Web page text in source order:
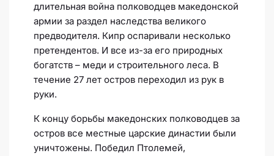
длительная война полководцев македонской
армии за раздел наследства великого
предводителя. Кипр оспаривали несколько
претендентов. И все из-за его природных
богатств – меди и строительного леса. В
течение 27 лет остров переходил из рук в
руки.
К концу борьбы македонских полководцев за
остров все местные царские династии были
уничтожены. Победил Птолемей,